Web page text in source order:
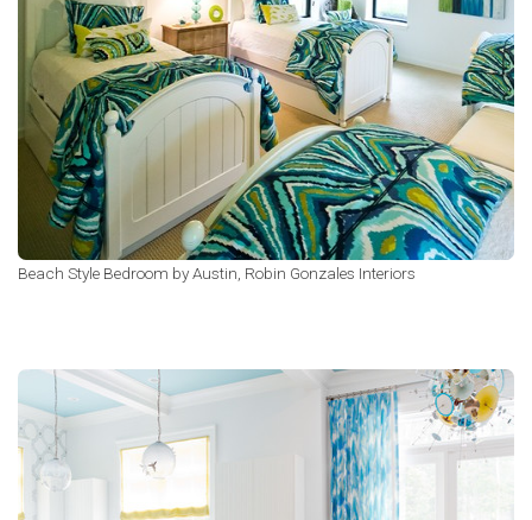
Beach Style Bedroom byAustin, Robin Gonzales Interiors